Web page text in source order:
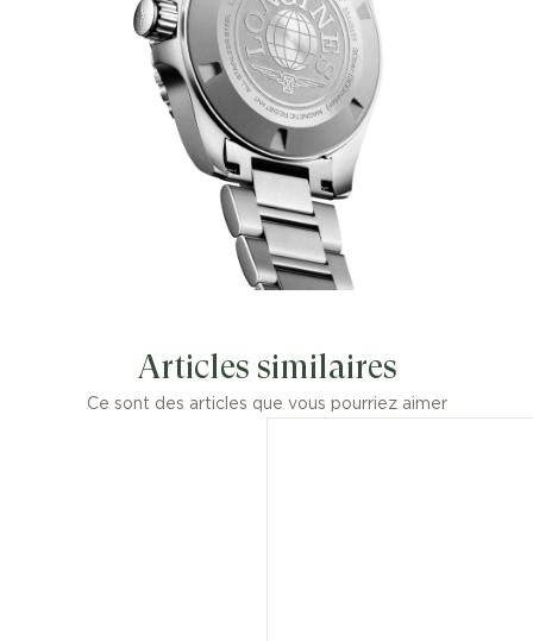
Articles similaires
Ce sont des articles que vous pourriez aimer